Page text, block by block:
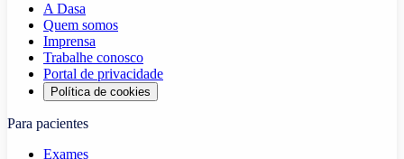
A Dasa
Quem somos
Imprensa
Trabalhe conosco
Portal de privacidade
Política de cookies
Para pacientes
Exames